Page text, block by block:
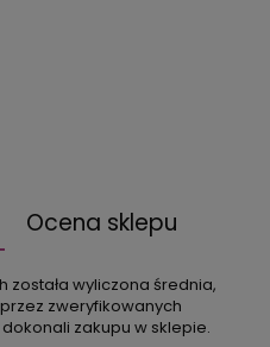
Ocena sklepu
została wyliczona średnia,
zweryfikowanych
zakupu w sklepie.